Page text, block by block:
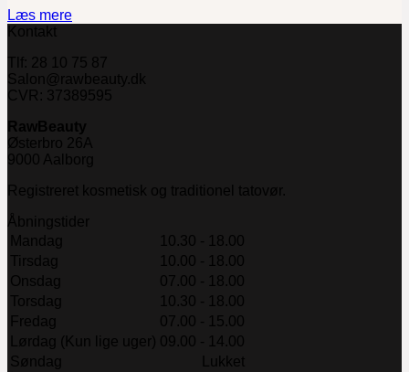
Læs mere
Kontakt
Tlf: 28 10 75 87
Salon@rawbeauty.dk
CVR: 37389595
RawBeauty
Østerbro 26A
9000 Aalborg
Registreret kosmetisk og traditionel tatovør.
Åbningstider
Mandag
10.30 - 18.00
Tirsdag
10.00 - 18.00
Onsdag
07.00 - 18.00
Torsdag
10.30 - 18.00
Fredag
07.00 - 15.00
Lørdag (Kun lige uger) 09.00 - 14.00
Søndag
Lukket